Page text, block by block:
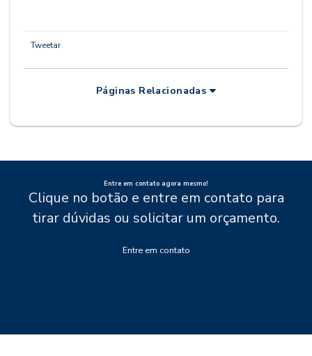
Tweetar
Páginas Relacionadas
Entre em contato agora mesmo!
Clique no botão e entre em contato para
tirar dúvidas ou solicitar um orçamento.
Entre em contato